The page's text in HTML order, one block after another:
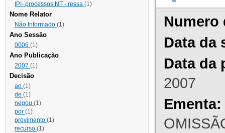
IPI- processos NT - ressa (1)
Nome Relator
Não Informado (1)
Ano Sessão
0006 (1)
Ano Publicação
2007 (1)
Decisão
ao (1)
de (1)
negou (1)
por (1)
provimento (1)
recurso (1)
Numero
Data da
Data da
2007
Ementa: